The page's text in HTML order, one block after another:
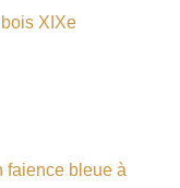
XIXe
faience bleue à